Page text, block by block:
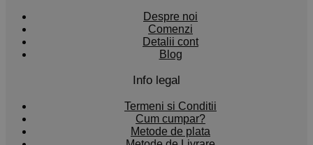
Despre noi
Comenzi
Detalii cont
Blog
Info legal
Termeni si Conditii
Cum cumpar?
Metode de plata